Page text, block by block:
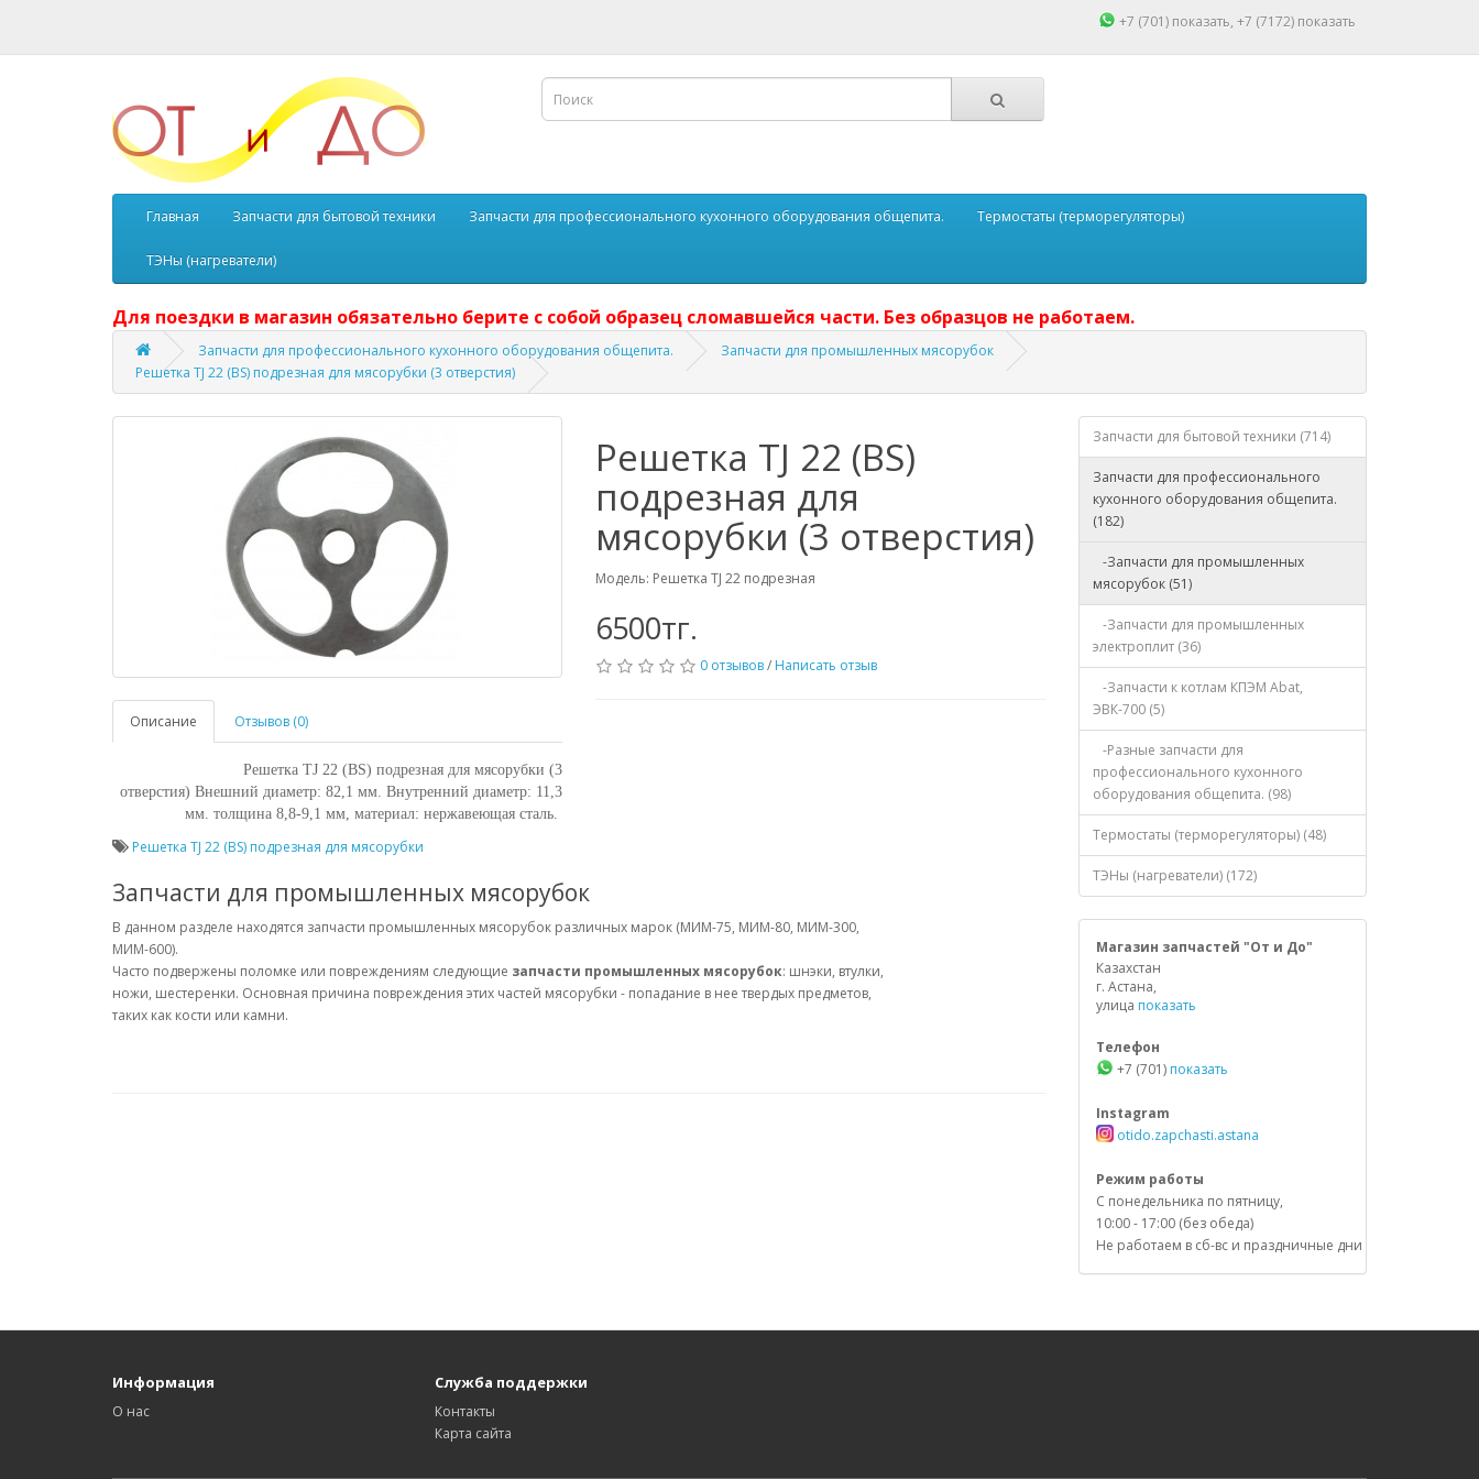
+7 (701) показать, +7 (7172) показать
Главная Запчасти для бытовой техники Запчасти для профессионального кухонного оборудования общепита. Термостаты (терморегуляторы)
ТЭНы (нагреватели)
Для поездки в магазин обязательно берите с собой образец сломавшейся части. Без образцов не работаем.
Запчасти для профессионального кухонного оборудования общепита.
Запчасти для промышленных мясорубок
Решетка TJ 22 (BS) подрезная для мясорубки (3 отверстия)
Описание Отзывов (0)
Решетка TJ 22 (BS) подрезная для мясорубки (3
отверстия) Внешний диаметр: 82,1 мм. Внутренний диаметр: 11,3
мм. толщина 8,8-9,1 мм, материал: нержавеющая сталь.
Решетка TJ 22 (BS)
подрезная для
мясорубки (3 отверстия)
Модель: Решетка TJ 22 подрезная
6500тг.
0 отзывов/ Написать отзыв
Решетка TJ 22 (BS) подрезная для мясорубки
Запчасти для промышленных мясорубок
В данном разделе находятся запчасти промышленных мясорубок различных марок (МИМ-75, МИМ-80, МИМ-300,
МИМ-600).
Часто подвержены поломке или повреждениям следующие запчасти промышленных мясорубок: шнэки, втулки,
ножи, шестеренки. Основная причина повреждения этих частей мясорубки - попадание в нее твердых предметов,
таких как кости или камни.
Запчасти для бытовой техники (714)
Запчасти для профессионального
кухонного оборудования общепита.
(182)
-Запчасти для промышленных
мясорубок (51)
-Запчасти для промышленных
электроплит (36)
-Запчасти к котлам КПЭМ Abat,
ЭВК-700 (5)
-Разные запчасти для
профессионального кухонного
оборудования общепита. (98)
Термостаты (терморегуляторы) (48)
ТЭНы (нагреватели) (172)
Магазин запчастей "От и До"
Казахстан
г. Астана,
улица показать
Телефон
+7 (701) показать
Instagram
otido.zapchasti.astana
Режим работы
С понедельника по пятницу,
10:00 - 17:00 (без обеда)
Не работаем в сб-вс и праздничные дни
Информация
О нас
Служба поддержки
Контакты
Карта сайта